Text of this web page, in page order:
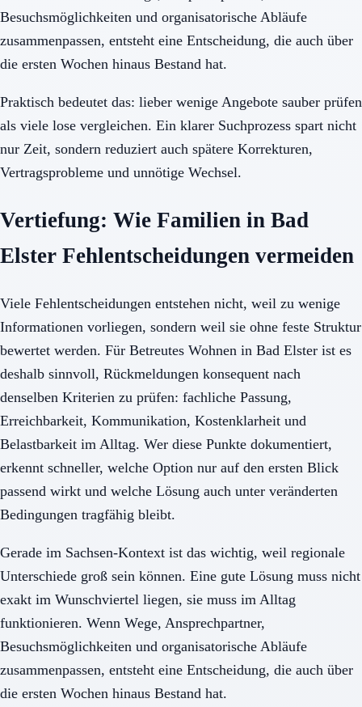
Besuchsmöglichkeiten und organisatorische Abläufe
zusammenpassen, entsteht eine Entscheidung, die auch über
die ersten Wochen hinaus Bestand hat.
Praktisch bedeutet das: lieber wenige Angebote sauber prüfen
als viele lose vergleichen. Ein klarer Suchprozess spart nicht
nur Zeit, sondern reduziert auch spätere Korrekturen,
Vertragsprobleme und unnötige Wechsel.
Vertiefung: Wie Familien in Bad
Elster Fehlentscheidungen vermeiden
Viele Fehlentscheidungen entstehen nicht, weil zu wenige
Informationen vorliegen, sondern weil sie ohne feste Struktur
bewertet werden. Für Betreutes Wohnen in Bad Elster ist es
deshalb sinnvoll, Rückmeldungen konsequent nach
denselben Kriterien zu prüfen: fachliche Passung,
Erreichbarkeit, Kommunikation, Kostenklarheit und
Belastbarkeit im Alltag. Wer diese Punkte dokumentiert,
erkennt schneller, welche Option nur auf den ersten Blick
passend wirkt und welche Lösung auch unter veränderten
Bedingungen tragfähig bleibt.
Gerade im Sachsen-Kontext ist das wichtig, weil regionale
Unterschiede groß sein können. Eine gute Lösung muss nicht
exakt im Wunschviertel liegen, sie muss im Alltag
funktionieren. Wenn Wege, Ansprechpartner,
Besuchsmöglichkeiten und organisatorische Abläufe
zusammenpassen, entsteht eine Entscheidung, die auch über
die ersten Wochen hinaus Bestand hat.